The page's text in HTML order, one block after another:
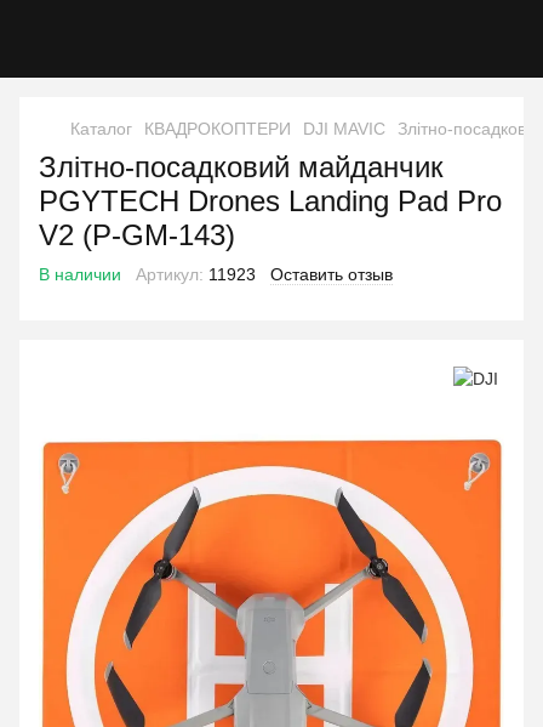
Каталог КВАДРОКОПТЕРИ DJI MAVIC Злітно-
Злітно-посадковий майданчик
PGYTECH Drones Landing Pad Pro
V2 (P-GM-143)
В наличии Артикул: 11923 Оставить отзыв